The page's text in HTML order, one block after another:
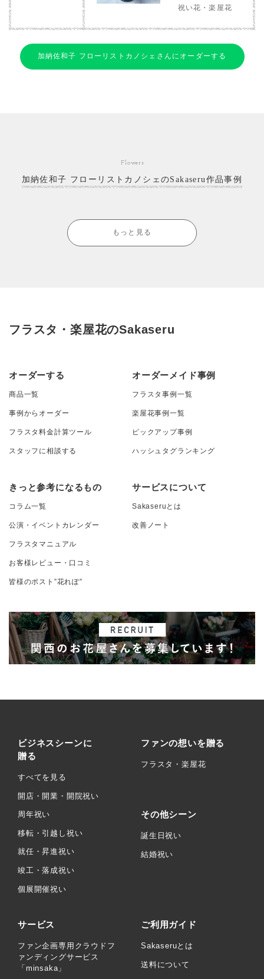
祝い花・楽屋花
加納佐和子 フローリストカノシェさんにオーダーする
Flowers
加納佐和子 フローリストカノシェのSakaseru作品事例
もっと見る
フラスタ・楽屋花のSakaseru
オーダーする
商品一覧
事例からオーダー
フラスタ料金計算ツール
スタッフに相談する
オーダーメイド事例
フラスタ事例一覧
楽屋花事例一覧
ピックアップ事例
ハッシュタグランキング
きっと参考になるもの
コラム一覧
公演・イベントカレンダー
フラスタマニュアル
お客様レビュー・口コミ
皆様のポスト”花れぽ”
サービスについて
Sakaseruとは
改善ノート
ビジネスシーンに
贈る
すべてを見る
開店・開業・開院祝い
周年祝い
移転・引越し祝い
就任・昇進祝い
竣工・落成祝い
個展開催祝い
ファンの想いを贈る
フラスタ・楽屋花
その他シーン
誕生日祝い
結婚祝い
サービス
ファン企画専用クラウドフ
ァンディングサービス
「minsaka」
ご利用ガイド
Sakaseruとは
送料について